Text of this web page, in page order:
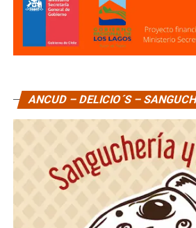
ANCUD – DELICIO´S –